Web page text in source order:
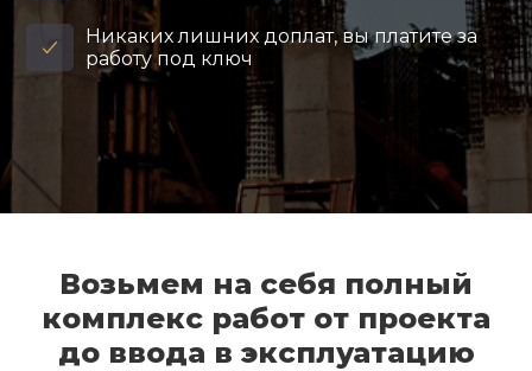
Никаких лишних доплат, вы платите за
работу под ключ
Возьмем на себя полный
комплекс работ от проекта
до ввода в эксплуатацию